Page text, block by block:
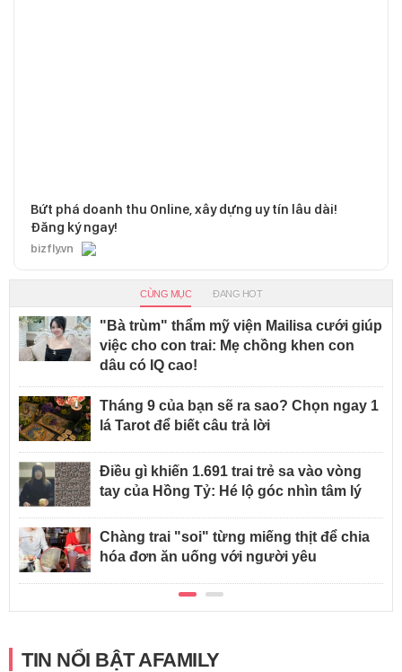
Bứt phá doanh thu Online, xây dựng uy tín lâu dài!
Đăng ký ngay!
bizfly.vn
CÙNG MỤC ĐANG HOT
"Bà trùm" thẩm mỹ viện Mailisa cưới giúp
việc cho con trai: Mẹ chồng khen con
dâu có IQ cao!
Tháng 9 của bạn sẽ ra sao? Chọn ngay 1
lá Tarot để biết câu trả lời
Điều gì khiến 1.691 trai trẻ sa vào vòng
tay của Hồng Tỷ: Hé lộ góc nhìn tâm lý
Chàng trai "soi" từng miếng thịt để chia
hóa đơn ăn uống với người yêu
TIN NỔI BẬT AFAMILY